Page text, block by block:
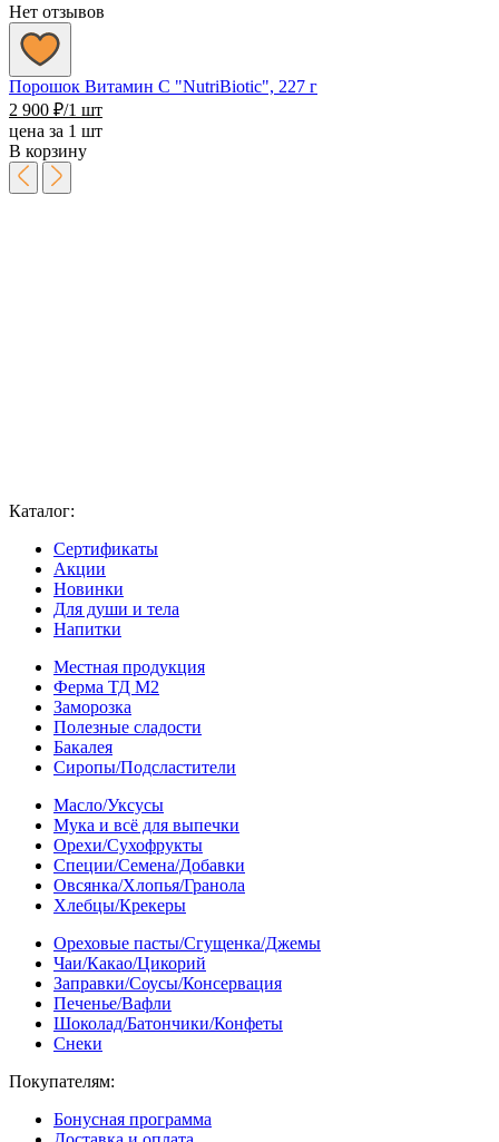
Нет отзывов
Порошок Витамин С "NutriBiotic", 227 г
2 900 ₽/1 шт
цена за 1 шт
В корзину
Каталог:
Сертификаты
Акции
Новинки
Для души и тела
Напитки
Местная продукция
Ферма ТД М2
Заморозка
Полезные сладости
Бакалея
Сиропы/Подсластители
Масло/Уксусы
Мука и всё для выпечки
Орехи/Сухофрукты
Специи/Семена/Добавки
Овсянка/Хлопья/Гранола
Хлебцы/Крекеры
Ореховые пасты/Сгущенка/Джемы
Чаи/Какао/Цикорий
Заправки/Соусы/Консервация
Печенье/Вафли
Шоколад/Батончики/Конфеты
Снеки
Покупателям:
Бонусная программа